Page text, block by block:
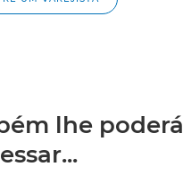
lhe poderá